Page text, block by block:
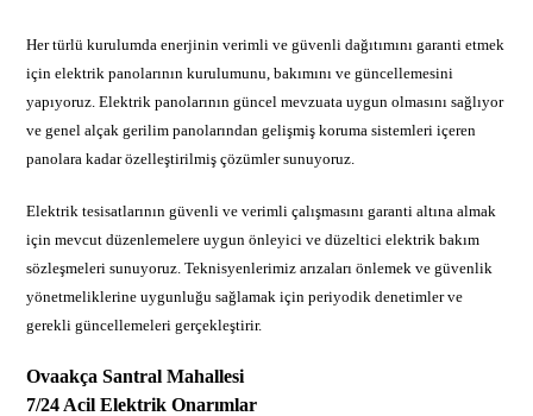
Her türlü kurulumda enerjinin verimli ve güvenli dağıtımını garanti etmek
için elektrik panolarının kurulumunu, bakımını ve güncellemesini
yapıyoruz. Elektrik panolarının güncel mevzuata uygun olmasını sağlıyor
ve genel alçak gerilim panolarından gelişmiş koruma sistemleri içeren
panolara kadar özelleştirilmiş çözümler sunuyoruz.
Elektrik tesisatlarının güvenli ve verimli çalışmasını garanti altına almak
için mevcut düzenlemelere uygun önleyici ve düzeltici elektrik bakım
sözleşmeleri sunuyoruz. Teknisyenlerimiz arızaları önlemek ve güvenlik
yönetmeliklerine uygunluğu sağlamak için periyodik denetimler ve
gerekli güncellemeleri gerçekleştirir.
Ovaakça Santral Mahallesi
7/24 Acil Elektrik Onarımlar